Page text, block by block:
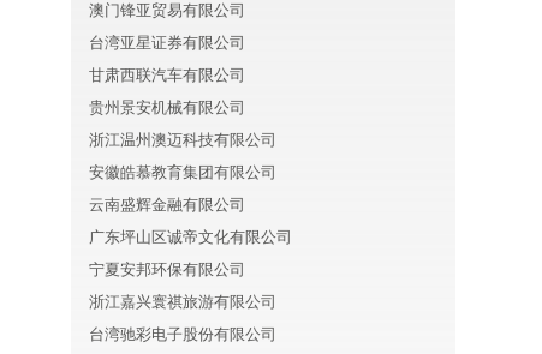
澳门锋亚贸易有限公司
台湾亚星证券有限公司
甘肃西联汽车有限公司
贵州景安机械有限公司
浙江温州澳迈科技有限公司
安徽皓慕教育集团有限公司
云南盛辉金融有限公司
广东坪山区诚帝文化有限公司
宁夏安邦环保有限公司
浙江嘉兴寰祺旅游有限公司
台湾驰彩电子股份有限公司